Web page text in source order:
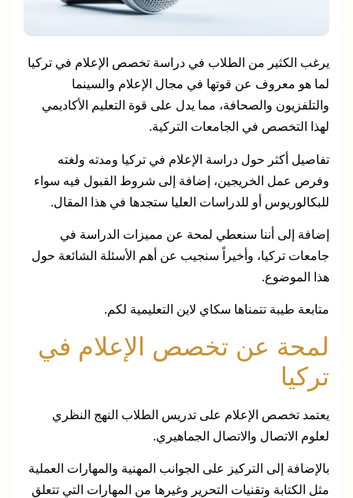
يرغب الكثير من الطلاب في دراسة تخصص الإعلام في تركيا
لما هو معروف عن قوتها في مجال الإعلام والسينما
والتلفزيون والصحافة، مما يدل على قوة التعليم الأكاديمي
لهذا التخصص في الجامعات التركية.
تفاصيل أكثر حول دراسة الإعلام في تركيا ومدته ولغته
وفرص عمل الخريجين، إضافة إلى شروط القبول فيه سواء
للبكالوريوس أو للدراسات العليا ستجدها في هذا المقال.
إضافة إلى أننا سنعطي لمحة عن مميزات الدراسة في
جامعات تركيا، وأخيراً سنجيب عن أهم الأسئلة الشائعة حول
هذا الموضوع.
متابعة طيبة تتمناها سكاي لاين التعليمية لكم.
لمحة عن تخصص الإعلام في
تركيا
يعتمد تخصص الإعلام على تدريس الطلاب النهج النظري
لعلوم الاتصال والاتصال الجماهيري.
بالإضافة إلى التركيز على الجوانب المهنية والمهارات العملية
مثل الكتابة وتقنيات التحرير وغيرها من المهارات التي تتعلق